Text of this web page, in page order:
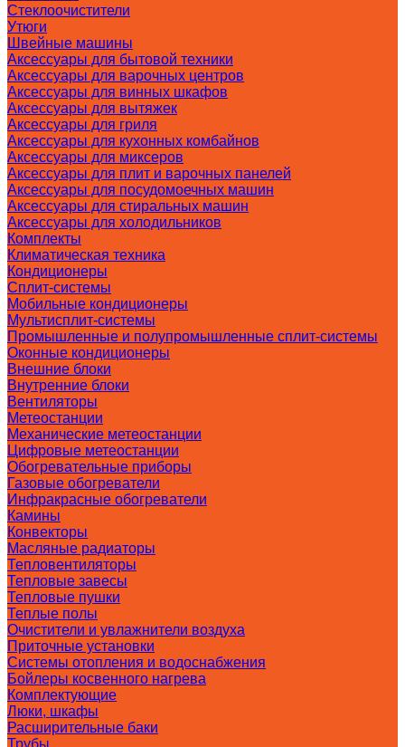
Стеклоочистители
Утюги
Швейные машины
Аксессуары для бытовой техники
Аксессуары для варочных центров
Аксессуары для винных шкафов
Аксессуары для вытяжек
Аксессуары для гриля
Аксессуары для кухонных комбайнов
Аксессуары для миксеров
Аксессуары для плит и варочных панелей
Аксессуары для посудомоечных машин
Аксессуары для стиральных машин
Аксессуары для холодильников
Комплекты
Климатическая техника
Кондиционеры
Сплит-системы
Мобильные кондиционеры
Мультисплит-системы
Промышленные и полупромышленные сплит-системы
Оконные кондиционеры
Внешние блоки
Внутренние блоки
Вентиляторы
Метеостанции
Механические метеостанции
Цифровые метеостанции
Обогревательные приборы
Газовые обогреватели
Инфракрасные обогреватели
Камины
Конвекторы
Масляные радиаторы
Тепловентиляторы
Тепловые завесы
Тепловые пушки
Теплые полы
Очистители и увлажнители воздуха
Приточные установки
Системы отопления и водоснабжения
Бойлеры косвенного нагрева
Комплектующие
Люки, шкафы
Расширительные баки
Трубы